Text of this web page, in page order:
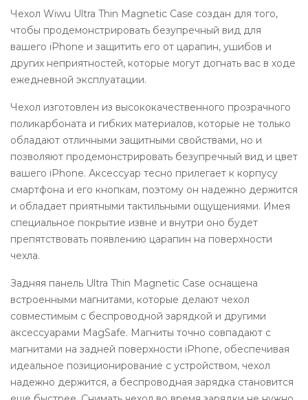
Чехол Wiwu Ultra Thin Magnetic Case создан для того,
чтобы продемонстрировать безупречный вид для
вашего iPhone и защитить его от царапин, ушибов и
других неприятностей, которые могут догнать вас в ходе
ежедневной эксплуатации.
Чехол изготовлен из высококачественного прозрачного
поликарбоната и гибких материалов, которые не только
обладают отличными защитными свойствами, но и
позволяют продемонстрировать безупречный вид и цвет
вашего iPhone. Аксессуар тесно прилегает к корпусу
смартфона и его кнопкам, поэтому он надежно держится
и обладает приятными тактильными ощущениями. Имея
специальное покрытие извне и внутри оно будет
препятствовать появлению царапин на поверхности
чехла.
Задняя панель Ultra Thin Magnetic Case оснащена
встроенными магнитами, которые делают чехол
совместимым с беспроводной зарядкой и другими
аксессуарами MagSafe. Магниты точно совпадают с
магнитами на задней поверхности iPhone, обеспечивая
идеальное позиционирование с устройством, чехол
надежно держится, а беспроводная зарядка становится